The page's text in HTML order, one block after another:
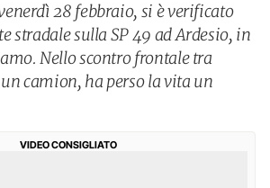
28 febbraio, si è verificato
stradale sulla SP 49 ad Ardesio, in
Nello scontro frontale tra
camion, ha perso la vita un
VIDEO CONSIGLIATO